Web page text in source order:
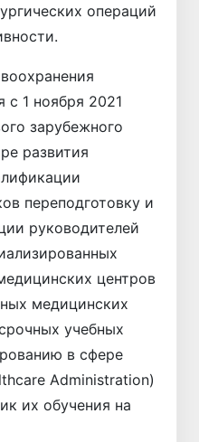
операций
с 1 ноября 2021
зарубежного
развития
переподготовку и
руководителей
центров
медицинских
учебных
в сфере
Administration)
их обучения на